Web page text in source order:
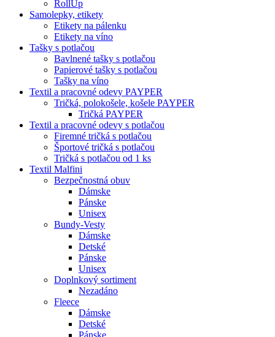
RollUp
Samolepky, etikety
Etikety na pálenku
Etikety na víno
Tašky s potlačou
Bavlnené tašky s potlačou
Papierové tašky s potlačou
Tašky na víno
Textil a pracovné odevy PAYPER
Tričká, polokošele, košele PAYPER
Tričká PAYPER
Textil a pracovné odevy s potlačou
Firemné tričká s potlačou
Športové tričká s potlačou
Tričká s potlačou od 1 ks
Textil Malfini
Bezpečnostná obuv
Dámske
Pánske
Unisex
Bundy-Vesty
Dámske
Detské
Pánske
Unisex
Doplnkový sortiment
Nezadáno
Fleece
Dámske
Detské
Pánske